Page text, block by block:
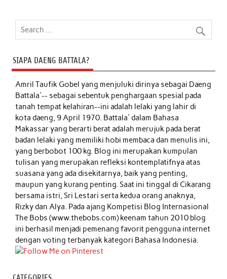
SIAPA DAENG BATTALA?
Amril Taufik Gobelyang menjuluki dirinya sebagai Daeng
Battala'-- sebagai sebentuk penghargaan spesial pada
tanah tempat kelahiran--ini adalah lelaki yang lahir di
kota daeng, 9 April 1970. Battala' dalam Bahasa
Makassar yang berarti berat adalah merujuk pada berat
badan lelaki yang memiliki hobi membaca dan menulis ini,
yang berbobot 100 kg. Blog ini merupakan kumpulan
tulisan yang merupakan refleksi kontemplatifnya atas
suasana yang ada disekitarnya, baik yang penting,
maupun yang kurang penting. Saat ini tinggal di Cikarang
bersama istri, Sri Lestari serta kedua orang anaknya,
Rizky dan Alya. Pada ajang Kompetisi Blog Internasional
The Bobs (www.thebobs.com) keenam tahun 2010 blog
ini berhasil menjadi pemenang favorit pengguna internet
dengan voting terbanyak kategori Bahasa Indonesia.